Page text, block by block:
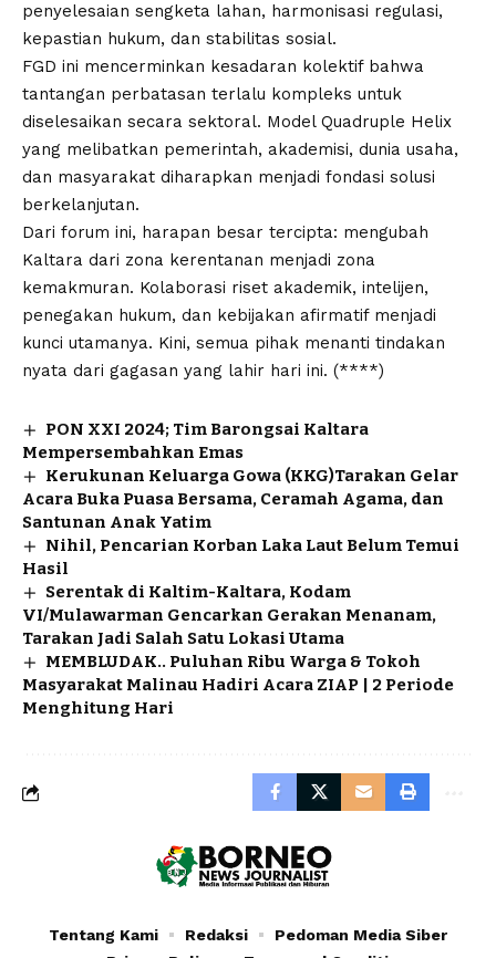
penyelesaian sengketa lahan, harmonisasi regulasi,
kepastian hukum, dan stabilitas sosial.
FGD ini mencerminkan kesadaran kolektif bahwa
tantangan perbatasan terlalu kompleks untuk
diselesaikan secara sektoral. Model Quadruple Helix
yang melibatkan pemerintah, akademisi, dunia usaha,
dan masyarakat diharapkan menjadi fondasi solusi
berkelanjutan.
Dari forum ini, harapan besar tercipta: mengubah
Kaltara dari zona kerentanan menjadi zona
kemakmuran. Kolaborasi riset akademik, intelijen,
penegakan hukum, dan kebijakan afirmatif menjadi
kunci utamanya. Kini, semua pihak menanti tindakan
nyata dari gagasan yang lahir hari ini. (****)
PON XXI 2024; Tim Barongsai Kaltara
Mempersembahkan Emas
Kerukunan Keluarga Gowa (KKG)Tarakan Gelar
Acara Buka Puasa Bersama, Ceramah Agama, dan
Santunan Anak Yatim
Nihil, Pencarian Korban Laka Laut Belum Temui
Hasil
Serentak di Kaltim-Kaltara, Kodam
VI/Mulawarman Gencarkan Gerakan Menanam,
Tarakan Jadi Salah Satu Lokasi Utama
MEMBLUDAK.. Puluhan Ribu Warga & Tokoh
Masyarakat Malinau Hadiri Acara ZIAP | 2 Periode
Menghitung Hari
Tentang Kami Redaksi
Pedoman Media Siber